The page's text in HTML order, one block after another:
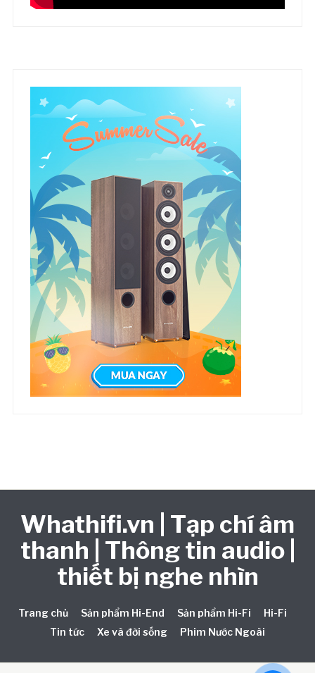
Whathifi.vn | Tạp chí âm
thanh | Thông tin audio |
thiết bị nghe nhìn
Trang chủ Sản phẩm Hi-End Sản phẩm Hi-Fi
Hi-Fi
Tin tức
Xe và đời sống Phim Nước Ngoài